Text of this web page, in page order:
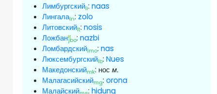
Лимбургскийli:naas
Лингалаln: zolo
Литовскийlt:nosis
Ложбани
jbo:nazbi
Ломбардскийlmo:nas
Люксембургскийlb:Nues
Македонскийmk: носм.
Малагасийскийmg:orona
Малайский
:hidung